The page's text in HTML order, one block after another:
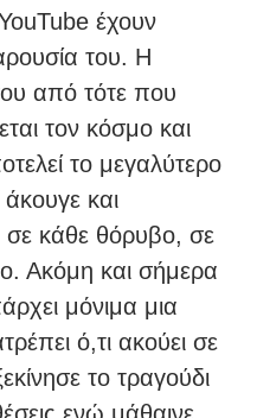
έχουν
του. Η
από τότε που
τον κόσμο και
το μεγαλύτερο
και
σε κάθε θόρυβο, σε
Ακόμη και σήμερα
μόνιμα μια
ό,τι ακούει σε
το τραγούδι